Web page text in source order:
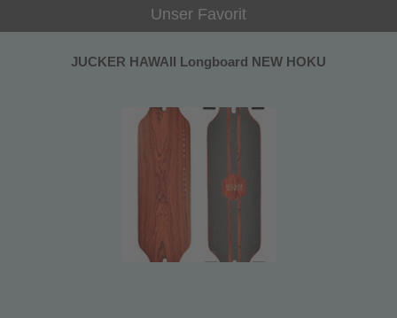
Unser Favorit
JUCKER HAWAII Longboard NEW HOKU